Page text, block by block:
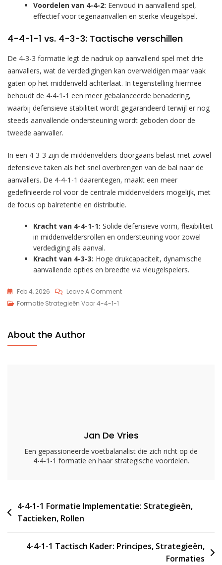
Voordelen van 4-4-2: Eenvoud in aanvallend spel,
effectief voor tegenaanvallen en sterke vleugelspel.
4-4-1-1 vs. 4-3-3: Tactische verschillen
De 4-3-3 formatie legt de nadruk op aanvallend spel met drie
aanvallers, wat de verdedigingen kan overweldigen maar vaak
gaten op het middenveld achterlaat. In tegenstelling hiermee
behoudt de 4-4-1-1 een meer gebalanceerde benadering,
waarbij defensieve stabiliteit wordt gegarandeerd terwijl er nog
steeds aanvallende ondersteuning wordt geboden door de
tweede aanvaller.
In een 4-3-3 zijn de middenvelders doorgaans belast met zowel
defensieve taken als het snel overbrengen van de bal naar de
aanvallers. De 4-4-1-1 daarentegen, maakt een meer
gedefinieerde rol voor de centrale middenvelders mogelijk, met
de focus op balretentie en distributie.
Kracht van 4-4-1-1: Solide defensieve vorm, flexibiliteit
in middenveldersrollen en ondersteuning voor zowel
verdediging als aanval.
Kracht van 4-3-3: Hoge drukcapaciteit, dynamische
aanvallende opties en breedte via vleugelspelers.
Feb 4, 2026 Leave A CommentOn
Formatie Strategieën Voor 4-4-1-1
About the Author
Jan De Vries
Een gepassioneerde voetbalanalist die zich richt op de
4-4-1-1 formatie en haar strategische voordelen.
Post
navigation
4-4-1-1 Formatie Implementatie: Strategieën,
Tactieken, Rollen
4-4-1-1 Tactisch Kader: Principes, Strategieën,
Formaties